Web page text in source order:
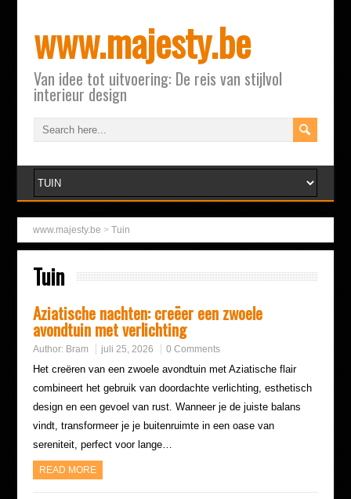
www.majesty.be
Van idee tot uitvoering: De reis van stijlvol
interieur design
www.majesty.be >Tuin
Tuin
Aziatische nachten: creëer een zwoele
avondtuin met verlichting
Author: Bram juli 25, 2026 0 Comments
Het creëren van een zwoele avondtuin met Aziatische flair
combineert het gebruik van doordachte verlichting, esthetisch
design en een gevoel van rust. Wanneer je de juiste balans
vindt, transformeer je je buitenruimte in een oase van
sereniteit, perfect voor lange…
READ MORE